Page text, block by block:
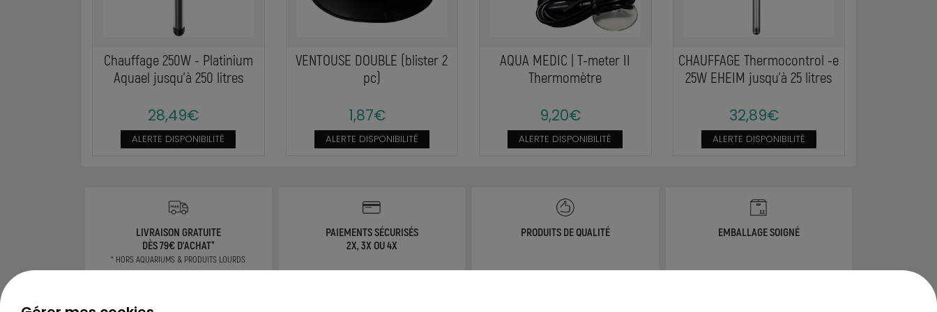
Chauffage 250W - Platinium
Aquael jusqu'à 250 litres
28,49€
ALERTE DISPONIBILITÉ
VENTOUSE DOUBLE (blister 2
pc)
1,87€
ALERTE DISPONIBILITÉ
AQUA MEDIC | T-meter II
Thermomètre
9,20€
ALERTE DISPONIBILITÉ
CHAUFFAGE Thermocontrol -e
25W EHEIM jusqu'à 25 litres
32,89€
ALERTE DISPONIBILITÉ
LIVRAISON GRATUITE
DÈS 79€ D'ACHAT*
* HORS AQUARIUMS & PRODUITS LOURDS
PAIEMENTS SÉCURISÉS
2X, 3X OU 4X
PRODUITS DE QUALITÉ EMBALLAGE SOIGNÉ